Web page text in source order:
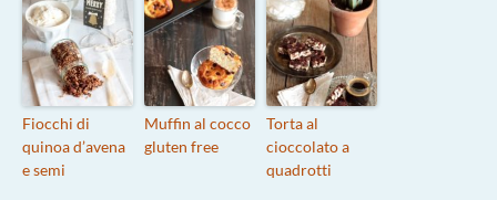
Fiocchi di
quinoa d’avena
e semi
Muffin al cocco
gluten free
Torta al
cioccolato a
quadrotti